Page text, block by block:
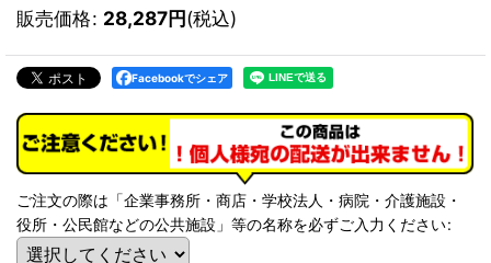
販売価格: 28,287円(税込)
Facebookでシェア
ご注文の際は「企業事務所・商店・学校法人・病院・介護施設・
役所・公民館などの公共施設」等の名称を必ずご入力ください: